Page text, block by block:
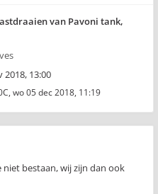
van Pavoni tank,
2018, 13:00
, wo 05 dec 2018, 11:19
bestaan, wij zijn dan ook